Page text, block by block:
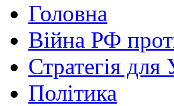
Головна
Війна РФ
Стратегія для
Політика